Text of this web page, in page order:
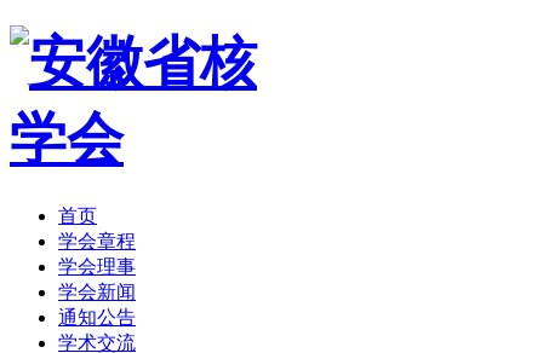
首页
学会章程
学会理事
学会新闻
通知公告
学术交流